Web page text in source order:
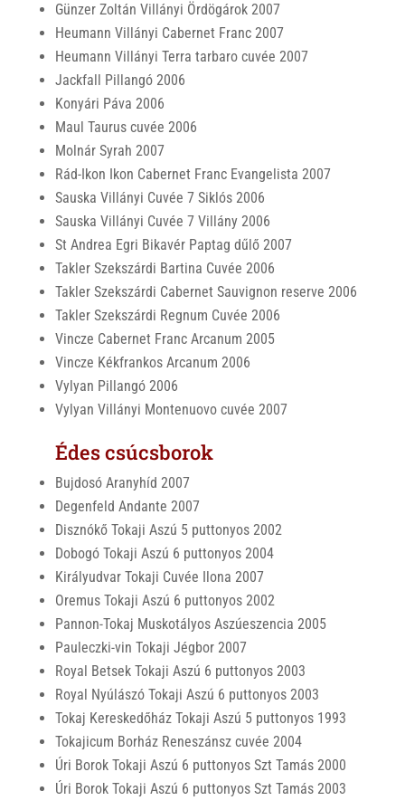
Günzer Zoltán Villányi Ördögárok 2007
Heumann Villányi Cabernet Franc 2007
Heumann Villányi Terra tarbaro cuvée 2007
Jackfall Pillangó 2006
Konyári Páva 2006
Maul Taurus cuvée 2006
Molnár Syrah 2007
Rád-Ikon Ikon Cabernet Franc Evangelista 2007
Sauska Villányi Cuvée 7 Siklós 2006
Sauska Villányi Cuvée 7 Villány 2006
St Andrea Egri Bikavér Paptag dűlő 2007
Takler Szekszárdi Bartina Cuvée 2006
Takler Szekszárdi Cabernet Sauvignon reserve 2006
Takler Szekszárdi Regnum Cuvée 2006
Vincze Cabernet Franc Arcanum 2005
Vincze Kékfrankos Arcanum 2006
Vylyan Pillangó 2006
Vylyan Villányi Montenuovo cuvée 2007
Édes csúcsborok
Bujdosó Aranyhíd 2007
Degenfeld Andante 2007
Disznókő Tokaji Aszú 5 puttonyos 2002
Dobogó Tokaji Aszú 6 puttonyos 2004
Királyudvar Tokaji Cuvée Ilona 2007
Oremus Tokaji Aszú 6 puttonyos 2002
Pannon-Tokaj Muskotályos Aszúeszencia 2005
Pauleczki-vin Tokaji Jégbor 2007
Royal Betsek Tokaji Aszú 6 puttonyos 2003
Royal Nyúlászó Tokaji Aszú 6 puttonyos 2003
Tokaj Kereskedőház Tokaji Aszú 5 puttonyos 1993
Tokajicum Borház Reneszánsz cuvée 2004
Úri Borok Tokaji Aszú 6 puttonyos Szt Tamás 2000
Úri Borok Tokaji Aszú 6 puttonyos Szt Tamás 2003